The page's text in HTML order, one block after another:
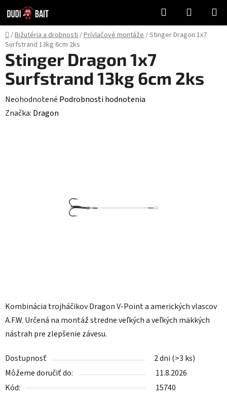
na
obsah
Hľadať
KOŠÍK
Domov
/Bižutéria a drobnosti/Prívlačové montáže/Stinger Dragon 1x7
Surfstrand 13kg 6cm 2ks
Kombinácia trojháčikov Dragon V-Point a amerických vlascov
A.F.W. Určená na montáž stredne veľkých a veľkých mäkkých
nástrah pre zlepšenie závesu.
Dostupnosť 2 dni (>3 ks)
Môžeme doručiť do:
11.8.2026
Kód:
15740
Stinger Dragon 1x7
Surfstrand 13kg 6cm 2ks
Priemerné
hodnotenie
Neohodnotené Podrobnosti hodnotenia
Značka: Dragon